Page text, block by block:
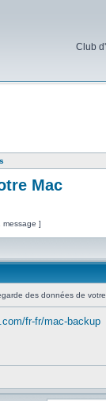
Club
Mac
message ]
des données de
fr-fr/mac-backup